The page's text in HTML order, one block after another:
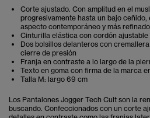
Corte ajustado. Con amplitud en el
progresivamente hasta un bajo
aspecto contemporáneo y más
Cinturilla elástica con cordón ajustable
Dos bolsillos delanteros con
cierre de presión
Franja en contraste a lo largo de la
Texto en goma con firma de la marca
Talla M: largo 69 cm
Los Pantalones Jogger Tech Cult son la
buscando. Confeccionados con un corte